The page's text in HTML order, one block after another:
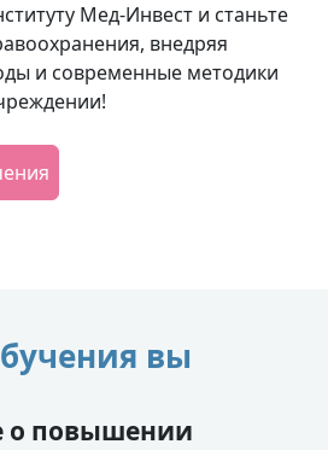
Мед-Инвест и станьте
внедряя
и современные методики
вы
о повышении